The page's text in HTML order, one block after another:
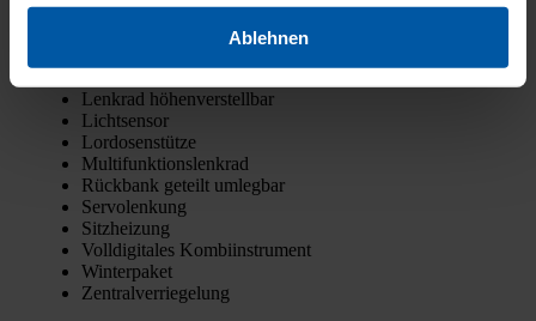
Ablehnen
Elektr. Sei­ten­spie­gel
Funk-Zen­tral­ver­rie­ge­lung
Lenk­rad höhen­ver­stell­bar
Licht­sen­sor
Lor­do­sen­stüt­ze
Mul­ti­funk­ti­ons­lenk­rad
Rück­bank geteilt umleg­bar
Ser­vo­len­kung
Sitz­hei­zung
Voll­di­gi­ta­les Kom­bi­in­stru­ment
Win­ter­pa­ket
Zen­tral­ver­rie­ge­lung